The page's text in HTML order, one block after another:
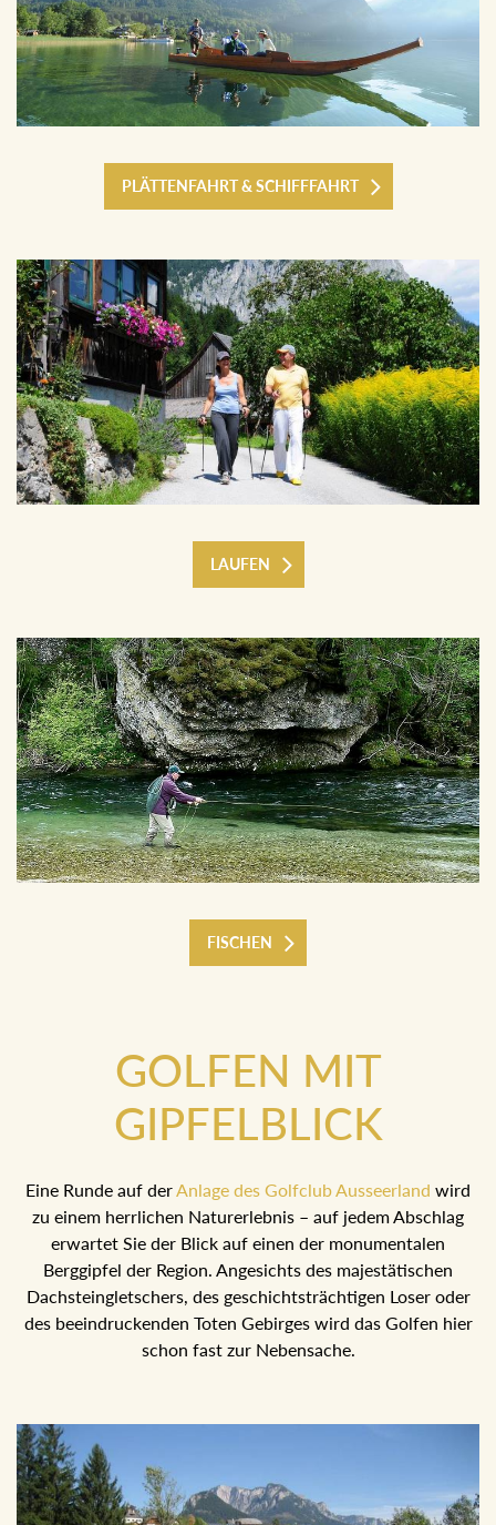
PLÄTTENFAHRT & SCHIFFFAHRT
LAUFEN
FISCHEN
GOLFEN MIT
GIPFELBLICK
Eine Runde auf derAnlage des Golfclub Ausseerlandwird zu
einem herrlichen Naturerlebnis – auf jedem Abschlag
erwartet Sie der Blick auf einen der monumentalen Berggipfel
der Region. Angesichts des majestätischen
Dachsteingletschers, des geschichtsträchtigen Loser oder
des beeindruckenden Toten Gebirges wird das Golfen hier
schon fast zur Nebensache.